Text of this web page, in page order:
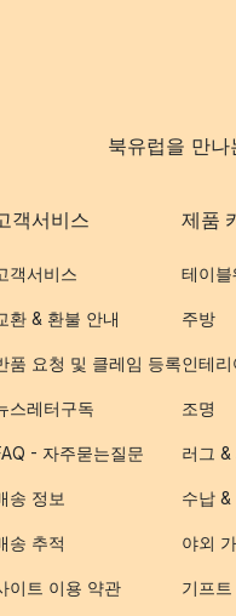
북유럽을 만
객서비스
객서비스
환 & 환불 안내
품 요청 및 클레임 등록
스레터구독
- 자주묻는질문
송 정보
송 추적
이트 이용 약관
제품
테이블
주방
인테
조명
러그 &
수납 &
야외
기프트